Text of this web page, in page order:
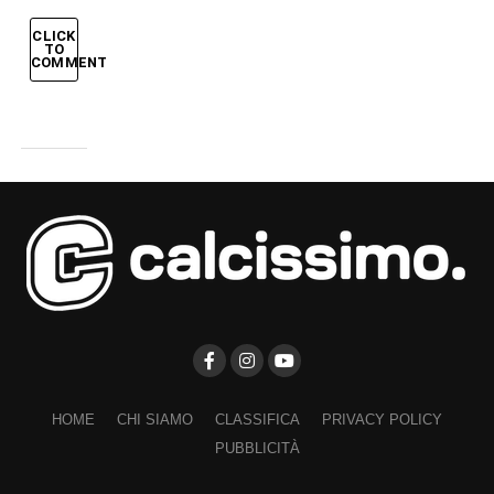
CLICK
TO
COMMENT
HOME CHI SIAMO CLASSIFICA
PRIVACY POLICY
PUBBLICITÀ